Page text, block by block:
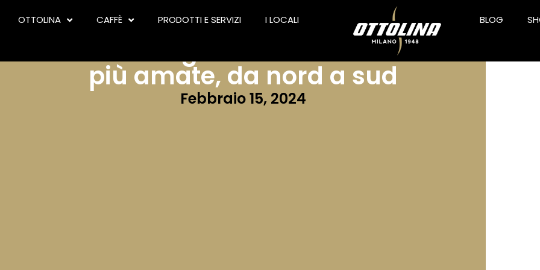
OTTOLINA CAFFÈ PRODOTTI E SERVIZI I LOCALI BLOG
Caffè regionali: le varianti
più amate, da nord a sud
Febbraio 15, 2024